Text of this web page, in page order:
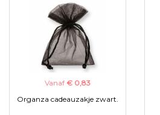
Vanaf € 0,83
Organza cadeauzakje zwart.